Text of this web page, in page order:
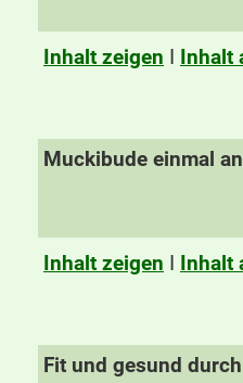
Inhalt zeigen I Inhalt
Muckibude einmal
Inhalt zeigen I Inhalt
Fit und gesund durch